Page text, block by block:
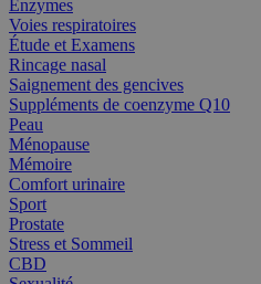
Enzymes
Voies respiratoires
Étude et Examens
Rincage nasal
Saignement des gencives
Suppléments de coenzyme Q10
Peau
Ménopause
Mémoire
Comfort urinaire
Sport
Prostate
Stress et Sommeil
CBD